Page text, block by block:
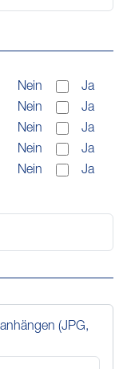
Nein
Ja
Nein
Ja
Nein
Ja
Nein
Ja
Nein Ja
(JPG,